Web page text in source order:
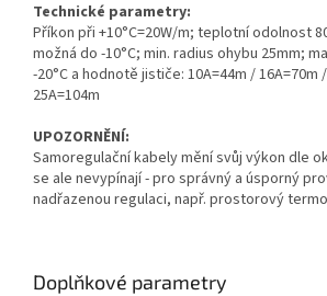
Technické parametry:
Příkon při +10°C=20W/m; teplotní odolnost
možná do -10°C; min. radius ohybu 25mm;
-20°C a hodnotě jističe: 10A=44m / 16A=70m
25A=104m
UPOZORNĚNÍ:
Samoregulační kabely mění svůj výkon dle
se ale nevypínají - pro správný a úsporný
nadřazenou regulaci, např. prostorový
Doplňkové parametry